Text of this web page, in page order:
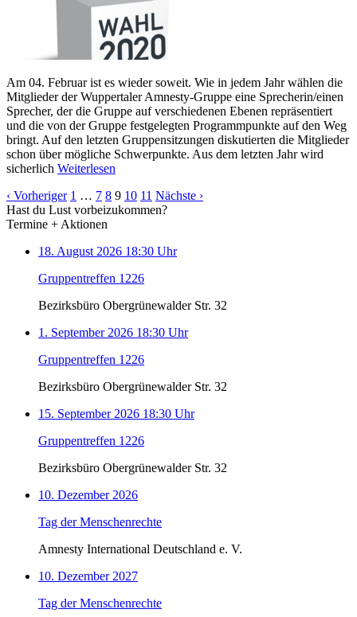
Am 04. Februar ist es wieder soweit. Wie in jedem Jahr wählen die
Mitglieder der Wuppertaler Amnesty-Gruppe eine Sprecherin/einen
Sprecher, der die Gruppe auf verschiedenen Ebenen repräsentiert
und die von der Gruppe festgelegten Programmpunkte auf den Weg
bringt. Auf den letzten Gruppensitzungen diskutierten die Mitglieder
schon über mögliche Schwerpunkte. Aus dem letzten Jahr wird
sicherlich Weiterlesen
‹ Vorheriger 1 … 7 8 9 10 11 Nächste ›
Hast du Lust vorbeizukommen?
Termine + Aktionen
18. August 2026 18:30 Uhr
Gruppentreffen 1226
Bezirksbüro Obergrünewalder Str. 32
1. September 2026 18:30 Uhr
Gruppentreffen 1226
Bezirksbüro Obergrünewalder Str. 32
15. September 2026 18:30 Uhr
Gruppentreffen 1226
Bezirksbüro Obergrünewalder Str. 32
10. Dezember 2026
Tag der Menschenrechte
Amnesty International Deutschland e. V.
10. Dezember 2027
Tag der Menschenrechte